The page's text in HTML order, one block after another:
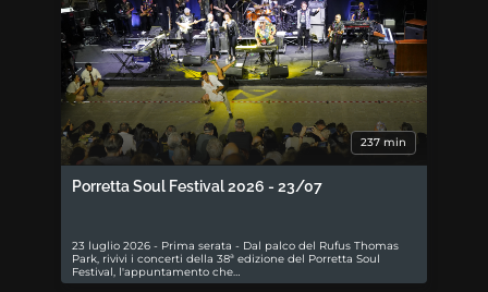
237 min
Porretta Soul Festival 2026 - 23/07
23 luglio 2026 - Prima serata - Dal palco del Rufus Thomas
Park, rivivi i concerti della 38ª edizione del Porretta Soul
Festival, l'appuntamento che…